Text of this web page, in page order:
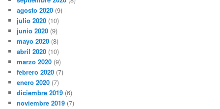
agosto 2020 (9)
julio 2020 (10)
junio 2020 (9)
mayo 2020 (8)
abril 2020 (10)
marzo 2020 (9)
febrero 2020 (7)
enero 2020 (7)
diciembre 2019 (6)
noviembre 2019 (7)